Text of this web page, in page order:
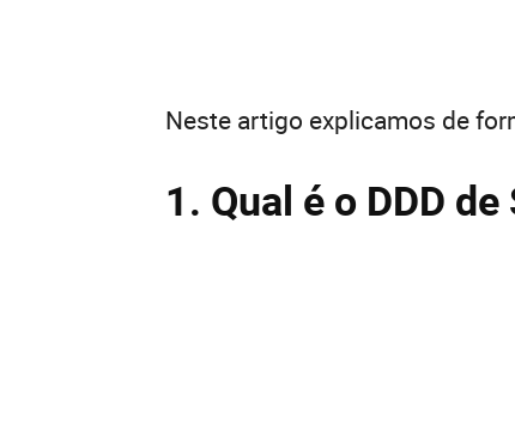
Neste artigo explicamos de
1. Qual é o DDD